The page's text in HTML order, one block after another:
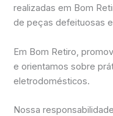
realizadas em Bom
de peças defeituosas
Em Bom Retiro,
e orientamos sobre
eletrodomésticos.
Nossa